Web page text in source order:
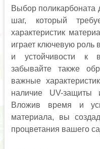
Выбор поликарбоната
шаг, который
характеристик
играет ключевую роль
и устойчивости к
забывайте также
важные
наличие UV-защиты
Вложив время и
материала, вы
процветания вашего